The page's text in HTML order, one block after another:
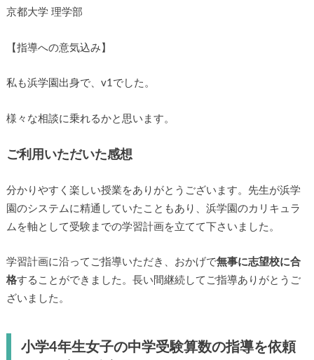
京都大学 理学部
【指導への意気込み】
私も浜学園出身で、v1でした。
様々な相談に乗れるかと思います。
ご利用いただいた感想
分かりやすく楽しい授業をありがとうございます。先生が浜学
園のシステムに精通していたこともあり、浜学園のカリキュラ
ムを軸として受験までの学習計画を立てて下さいました。
学習計画に沿ってご指導いただき、おかげで無事に志望校に合
格することができました。長い間継続してご指導ありがとうご
ざいました。
小学4年生女子の中学受験算数の指導を依頼